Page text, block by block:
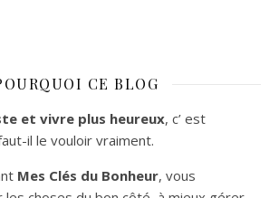
CE BLOG
et vivre plus heureux, c’ est
il le vouloir vraiment.
Mes Clés du Bonheur, vous